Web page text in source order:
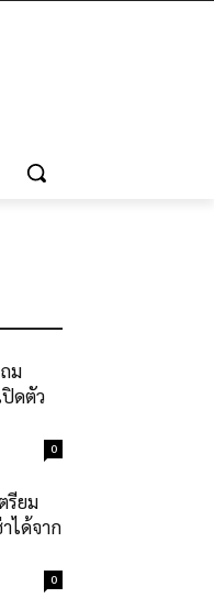
ม
ปิดตัว
0
รียม
ได้จาก
0